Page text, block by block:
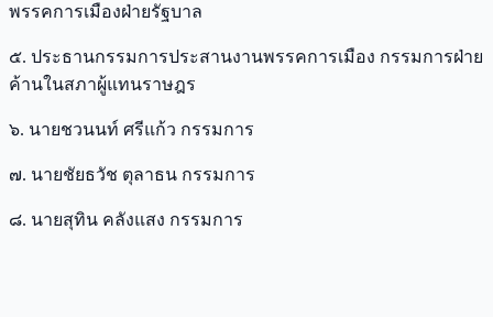
พรรคการเมืองฝ่ายรัฐบาล
๕. ประธานกรรมการประสานงานพรรคการเมือง กรรมการฝ่าย
ค้านในสภาผู้แทนราษฎร
๖. นายชวนนท์ ศรีแก้ว กรรมการ
๗. นายชัยธวัช ตุลาธน กรรมการ
๘. นายสุทิน คลังแสง กรรมการ